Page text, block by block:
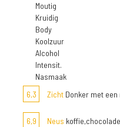
Moutig
Kruidig
Body
Koolzuur
Alcohol
Intensit.
Nasmaak
6,3
Zicht Donker met
6,9 Neus